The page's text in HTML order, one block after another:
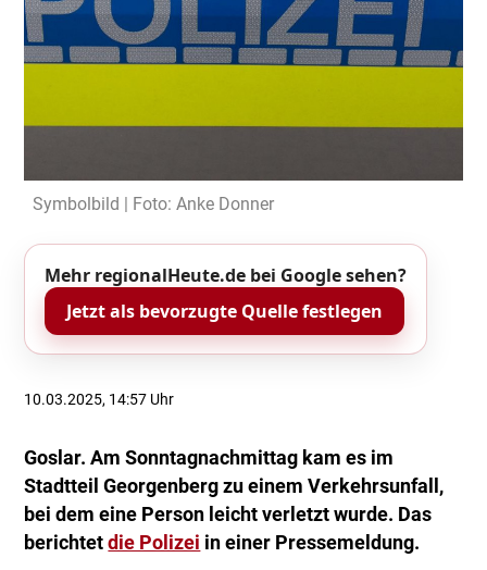
Symbolbild | Foto: Anke Donner
Mehr regionalHeute.de bei Google sehen?
Jetzt als bevorzugte Quelle festlegen
10.03.2025, 14:57 Uhr
Goslar. Am Sonntagnachmittag kam es im
Stadtteil Georgenberg zu einem Verkehrsunfall,
bei dem eine Person leicht verletzt wurde. Das
berichtetdie Polizei in einer Pressemeldung.